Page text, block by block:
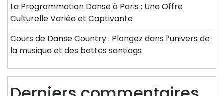
La Programmation Danse à Paris : Une Offre
Culturelle Variée et Captivante
Cours de Danse Country : Plongez dans l’univers de
la musique et des bottes santiags